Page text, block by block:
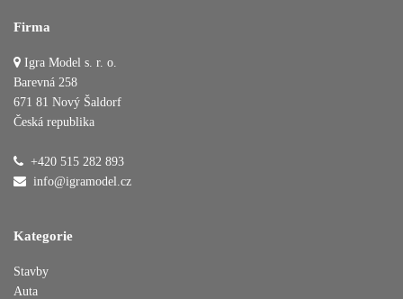
Firma
Igra Model s. r. o.
Barevná 258
671 81 Nový Šaldorf
Česká republika
+420 515 282 893
info@igramodel.cz
Kategorie
Stavby
Auta
Pokračovat v nákupu